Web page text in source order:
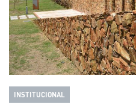
INSTITUCIONAL